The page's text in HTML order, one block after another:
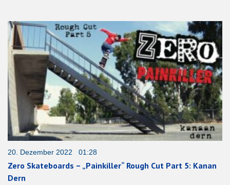
20. Dezember 2022 01:28
Zero Skateboards – „Painkiller“ Rough Cut Part 5: Kanan
Dern